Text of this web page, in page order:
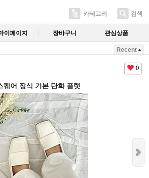
카테고리 검색
이페이지 장바구니 관심상품
Recent
0
퀘어 장식 기본 단화 플랫